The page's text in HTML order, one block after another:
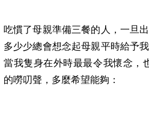
吃慣了母親準備三餐的人，一旦
多少少總會想念起母親平時給予
當我隻身在外時最最令我懷念，
的嘮叨聲，多麼希望能夠：